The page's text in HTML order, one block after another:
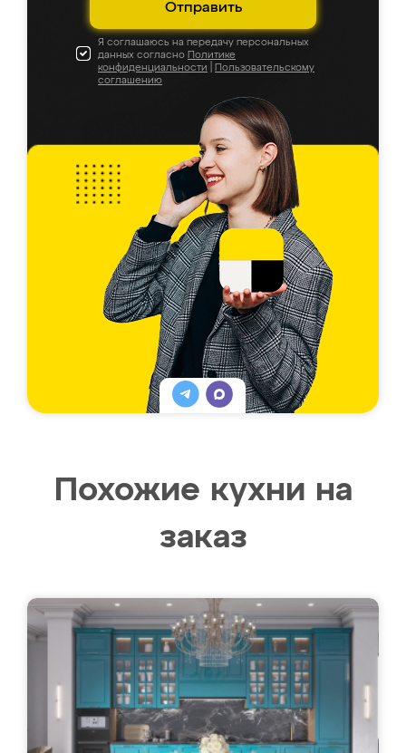
Отправить
Я соглашаюсь на передачу персональных
данных согласно Политике
конфиденциальности
Пользовательскому
соглашению
Похожие кухни на
заказ